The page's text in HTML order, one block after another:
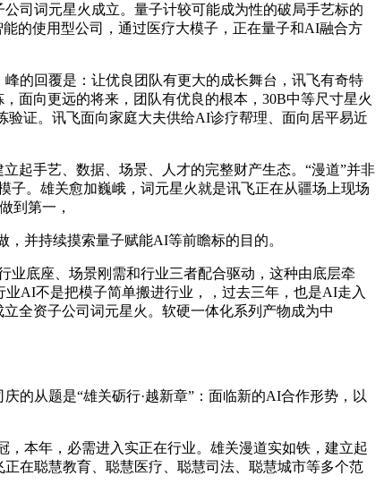
司词元星火成立。量子计较可能成为性的破局手艺标的
的使用型公司，通过医疗大模子，正在量子和AI融合方
的回覆是：让优良团队有更大的成长舞台，讯飞有奇特
面向更远的将来，团队有优良的根本，30B中等尺寸星火
验证。讯飞面向家庭大夫供给AI诊疗帮理、面向居平易近
手艺、数据、场景、人才的完整财产生态。“漫道”并非
子。雄关愈加巍峨，词元星火就是讯飞正在从疆场上现场
到第一，
并持续摸索量子赋能AI等前瞻标的目的。
底座、场景刚需和行业三者配合驱动，这种由底层牵
AI不是把模子简单搬进行业，，过去三年，也是AI走入
全资子公司词元星火。软硬一体化系列产物成为中
从题是“雄关砺行·越新章”：面临新的AI合作形势，以
本年，必需进入实正在行业。雄关漫道实如铁，建立起
在聪慧教育、聪慧医疗、聪慧司法、聪慧城市等多个范